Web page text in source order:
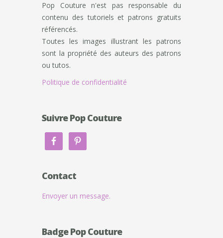
Pop Couture n'est pas responsable du
contenu des tutoriels et patrons gratuits
référencés.
Toutes les images illustrant les patrons
sont la propriété des auteurs des patrons
ou tutos.
Politique de confidentialité
Suivre Pop Couture
Contact
Envoyer un message.
Badge Pop Couture